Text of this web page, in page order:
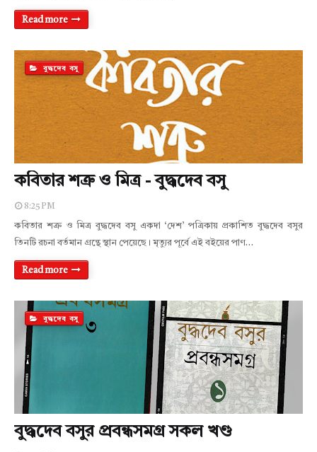
Read more
বুদ্ধদেব বসু
কবিতার শত্রু ও মিত্র - বুদ্ধদেব বসু
8:25 PM
কবিতার শত্রু ও মিত্র বুদ্ধদেব বসু একদা ‘দেশ’ পত্রিকায় প্রকাশিত বুদ্ধদেব বসুর
তিনটি রচনা বর্তমান গ্রন্থে স্থান পেয়েছে। মৃত্যুর পূর্বে এই বইয়ের পাণ…
Read more
বুদ্ধদেব বসু
বুদ্ধদেব বসুর প্রবন্ধসমগ্র সকল খণ্ড